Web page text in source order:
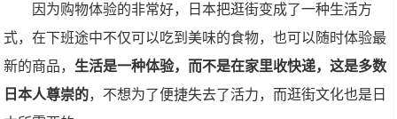
因为购物体验的非常好，日本把逛街变成了一种生活方
式，在下班途中不仅可以吃到美味的食物，也可以随时体验最
新的商品， 生活是一种体验，而不是在家里收快递，这是多数
日本人尊崇的，不想为了便捷失去了活力，而逛街文化也是日